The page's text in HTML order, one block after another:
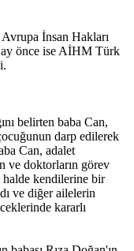
İnsan Hakları
ay önce ise AİHM Türk
belirten baba Can,
darp edilerek
Can, adalet
ve doktorların görev
kendilerine bir
ve diğer ailelerin
kararlı